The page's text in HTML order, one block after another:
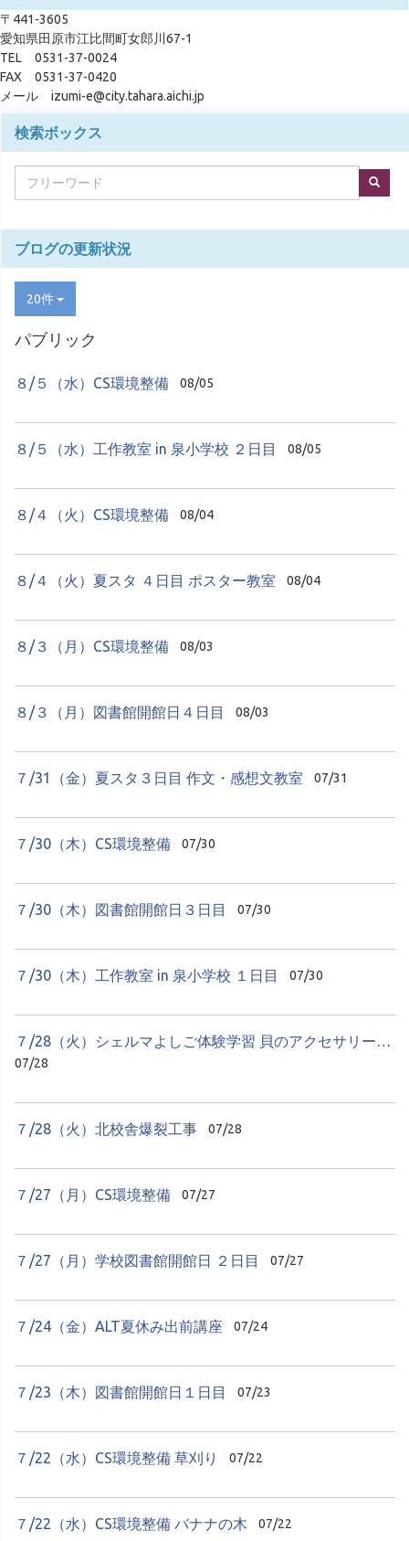
〒441-3605
愛知県田原市江比間町女郎川67-1
TEL 0531-37-0024
FAX 0531-37-0420
メール izumi-e@city.tahara.aichi.jp
検索ボックス
ブログの更新状況
20件
パブリック
８/５（水）CS環境整備 08/05
８/５（水）工作教室 in 泉小学校 ２日目 08/05
８/４（火）CS環境整備 08/04
８/４（火）夏スタ ４日目 ポスター教室 08/04
８/３（月）CS環境整備 08/03
８/３（月）図書館開館日４日目 08/03
７/31（金）夏スタ３日目 作文・感想文教室 07/31
７/30（木）CS環境整備 07/30
７/30（木）図書館開館日３日目 07/30
７/30（木）工作教室 in 泉小学校 １日目 07/30
７/28（火）シェルマよしご体験学習 貝のアクセサリーづくり
07/28
７/28（火）北校舎爆裂工事 07/28
７/27（月）CS環境整備 07/27
７/27（月）学校図書館開館日 ２日目 07/27
７/24（金）ALT夏休み出前講座 07/24
７/23（木）図書館開館日１日目 07/23
７/22（水）CS環境整備 草刈り 07/22
７/22（水）CS環境整備 バナナの木 07/22